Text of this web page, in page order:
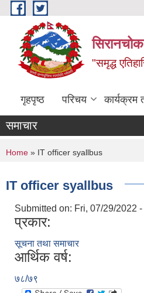
Skip to main content
"समृद्ध
गृहपृष्ठ परिचय कार्यक्रम
समाचार
You are here
Home » IT officer syallbus
IT officer syallbus
Submitted on: Fri, 07/29/2022
प्रकार:
सूचना तथा समाचार
आर्थिक वर्ष:
७८/७९